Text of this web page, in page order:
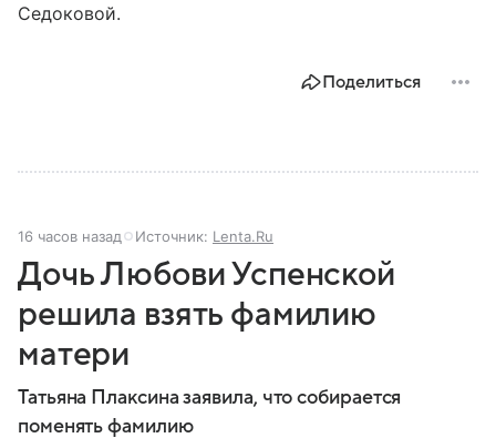
Седоковой.
Поделиться
16 часов назад Источник: Lenta.Ru
Дочь Любови Успенской
решила взять фамилию
матери
Татьяна Плаксина заявила, что собирается
поменять фамилию